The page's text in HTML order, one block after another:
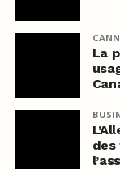
La
des